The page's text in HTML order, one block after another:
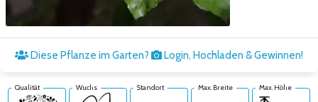
Zum nächsten Bild
Diese Pflanze im Garten? Login, Hochladen & Gewinnen!
Qualität Wuchs Standort Max. Breite Max. Höhe